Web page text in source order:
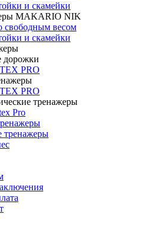
и скамейки
MAKARIO NIK
свободным весом
и скамейки
дорожки
PRO
PRO
тренажеры
Pro
тренажеры